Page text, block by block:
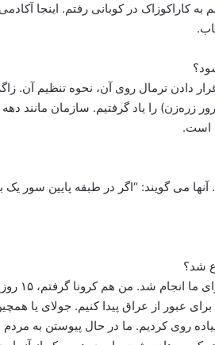
کاراکوزاک در کوبانی رفتم. اینجا
از کلاشینکف، آکیس، ام-۱۶ و نحوه قرار دادن ترمال روی آن، نحوه
است.
می گویند: “اگر در طبقه پایین سور یک
شد؟
سپس به روژاوا
عبور از عراق پیدا کنیم. جولای یا
را در کیفمان گذاشتیم. ۱۰ ساعت پیاده روی کردیم. ما در حال